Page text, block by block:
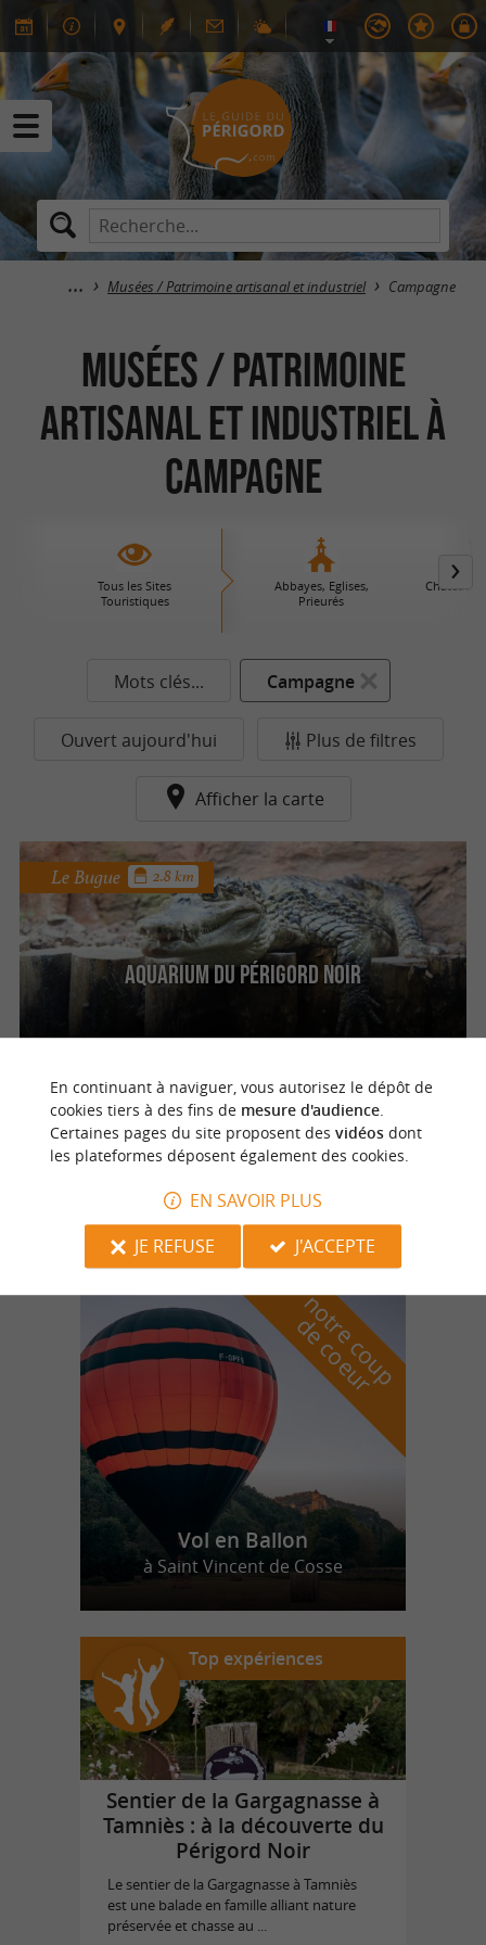
Musées / Patrimoine artisanal et industriel Campagne
Musées / Patrimoine
artisanal et industriel à
Campagne
Tous les Sites
Touristiques
Abbayes, Eglises,
Prieurés
Châteaux
Mots clés... Campagne
Ouvert aujourd'hui Plus de filtres
Afficher la carte
Aquarium du Périgord Noir
Le Bugue 2.8 km
Le Parc du Bournat
Le Bugue 2.8 km
n
o
t
r
e
c
o
u
p
d
e
c
o
e
u
r
Vol en Ballon
à Saint Vincent de Cosse
Top expériences
Sentier de la Gargagnasse à
Tamniès : à la découverte du
Périgord Noir
Le sentier de la Gargagnasse à Tamniès
est une balade en famille alliant nature
préservée et chasse au ...
En continuant à naviguer, vous autorisez le dépôt de
cookies tiers à des fins de mesure d'audience.
Certaines pages du site proposent des vidéosdont
les plateformes déposent également des cookies.
EN SAVOIR PLUS
JE REFUSE
J'ACCEPTE